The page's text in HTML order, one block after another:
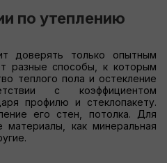
по утеплению
доверять только опытным
разные способы, к которым
теплого пола и остекление
с коэффициентом
профилю и стеклопакету.
его стен, потолка. Для
материалы, как минеральная